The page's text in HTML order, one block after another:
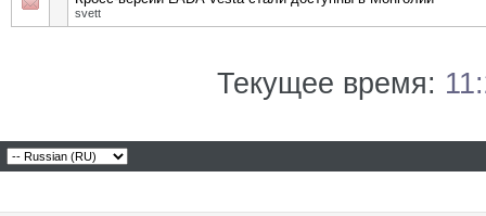
svett
Текущее время: